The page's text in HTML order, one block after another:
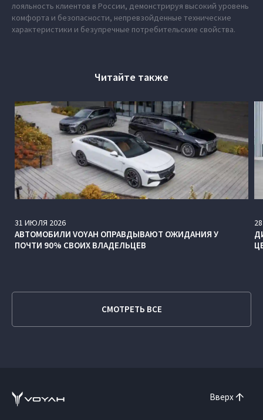
лояльность клиентов в России, демонстрируя высокий уровень
комфорта и безопасности, непревзойденные технические
характеристики и безупречные потребительские свойства.
Читайте также
31 ИЮЛЯ 2026
АВТОМОБИЛИ VOYAH ОПРАВДЫВАЮТ ОЖИДАНИЯ У
ПОЧТИ 90% СВОИХ ВЛАДЕЛЬЦЕВ
28
СМОТРЕТЬ ВСЕ
Вверх